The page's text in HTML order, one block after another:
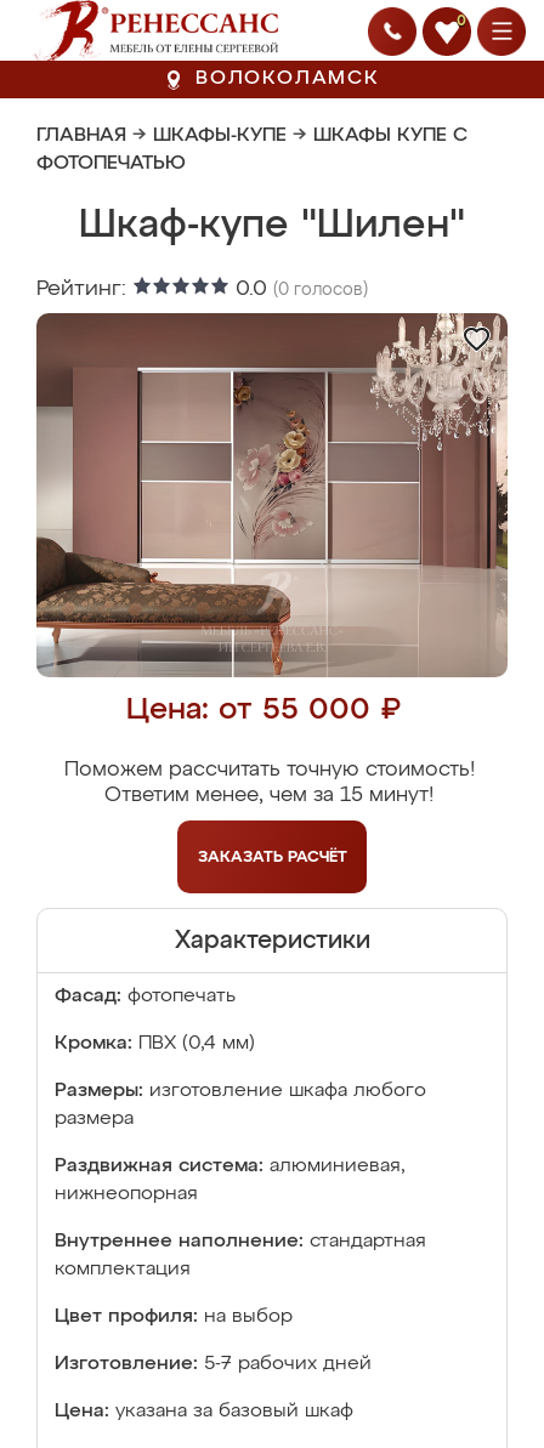
0
ВОЛОКОЛАМСК
ГЛАВНАЯ → ШКАФЫ-КУПЕ → ШКАФЫ КУПЕ С
ФОТОПЕЧАТЬЮ
Шкаф-купе "Шилен"
Рейтинг: 0.0 (0 голосов)
Цена: от 55 000 ₽
Поможем рассчитать точную стоимость!
Ответим менее, чем за 15 минут!
ЗАКАЗАТЬ РАСЧЁТ
Характеристики
Фасад: фотопечать
Кромка: ПВХ (0,4 мм)
Размеры: изготовление шкафа любого
размера
Раздвижная система: алюминиевая,
нижнеопорная
Внутреннее наполнение: стандартная
комплектация
Цвет профиля: на выбор
Изготовление: 5-7 рабочих дней
Цена: указана за базовый шкаф